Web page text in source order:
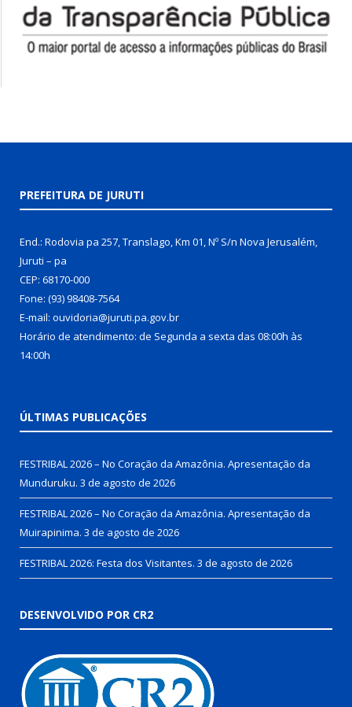
PREFEITURA DE JURUTI
End.: Rodovia pa 257, Translago, Km 01, Nº S/n Nova Jerusalém,
Juruti – pa
CEP: 68170-000
Fone: (93) 98408-7564
E-mail: ouvidoria@juruti.pa.gov.br
Horário de atendimento: de Segunda a sexta das 08:00h às
14:00h
ÚLTIMAS PUBLICAÇÕES
FESTRIBAL 2026 – No Coração da Amazônia. Apresentação da
Munduruku. 3 de agosto de 2026
FESTRIBAL 2026 – No Coração da Amazônia. Apresentação da
Muirapinima. 3 de agosto de 2026
FESTRIBAL 2026: Festa dos Visitantes. 3 de agosto de 2026
DESENVOLVIDO POR CR2